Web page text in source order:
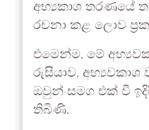
අභ්‍යකාශ තරණයේ
රචනා කළ ලොව
එමෙන්ම, මේ
රුසියාව,
ඔවුන් සමග එක් වී
තිබිණි.